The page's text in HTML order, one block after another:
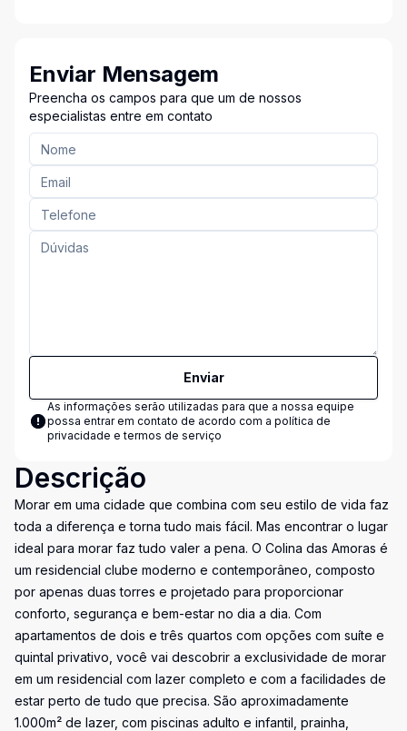
Enviar Mensagem
Preencha os campos para que um de nossos
especialistas entre em contato
Enviar
As informações serão utilizadas para que a nossa equipe
possa entrar em contato de acordo com a política de
privacidade e termos de serviço
Descrição
Morar em uma cidade que combina com seu estilo de vida faz
toda a diferença e torna tudo mais fácil. Mas encontrar o lugar
ideal para morar faz tudo valer a pena. O Colina das Amoras é
um residencial clube moderno e contemporâneo, composto
por apenas duas torres e projetado para proporcionar
conforto, segurança e bem-estar no dia a dia. Com
apartamentos de dois e três quartos com opções com suíte e
quintal privativo, você vai descobrir a exclusividade de morar
em um residencial com lazer completo e com a facilidades de
estar perto de tudo que precisa. São aproximadamente
1.000m² de lazer, com piscinas adulto e infantil, prainha,